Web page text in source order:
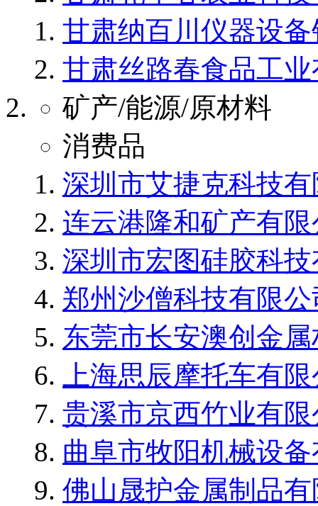
甘肃纳百川仪器设
甘肃丝路春食品工
矿产/能源/原材料
消费品
深圳市艾捷克科技
连云港隆和矿产有
深圳市宏图硅胶科
郑州沙僧科技有限公
东莞市长安澳创金
上海思辰摩托车有
贵溪市京西竹业有
曲阜市牧阳机械设
佛山晟护金属制品